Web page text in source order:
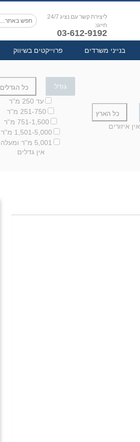
ליצירת קשר עם נציג 24/7
חייגו:
03-612-9192
בנייני משרדים פרוייקטים בשיווק
כל הארץ
אין איזורים
גודל כל הגדלים
עד 250 מ''ר
251-750 מ''ר
751-1,500 מ''ר
1,501-5,000 מ''ר
5,001 מ''ר ומעלה
אין גדלים